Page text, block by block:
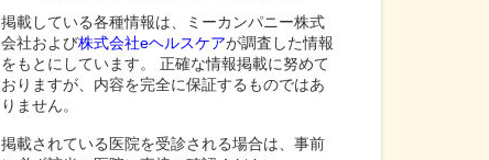
掲載している各種情報は、ミーカンパニー株式
会社および株式会社eヘルスケアが調査した情報
をもとにしています。 正確な情報掲載に努めて
おりますが、内容を完全に保証するものではあ
りません。
掲載されている医院を受診される場合は、事前